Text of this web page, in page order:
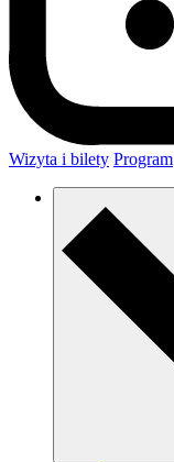
Wizyta i bilety Program